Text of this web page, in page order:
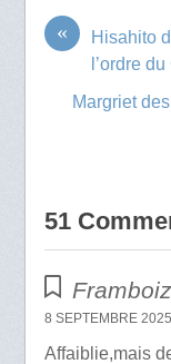
«
Hisahito
l’ordre
Margriet
51
8 SEPTEMBRE
Affaiblie,mais